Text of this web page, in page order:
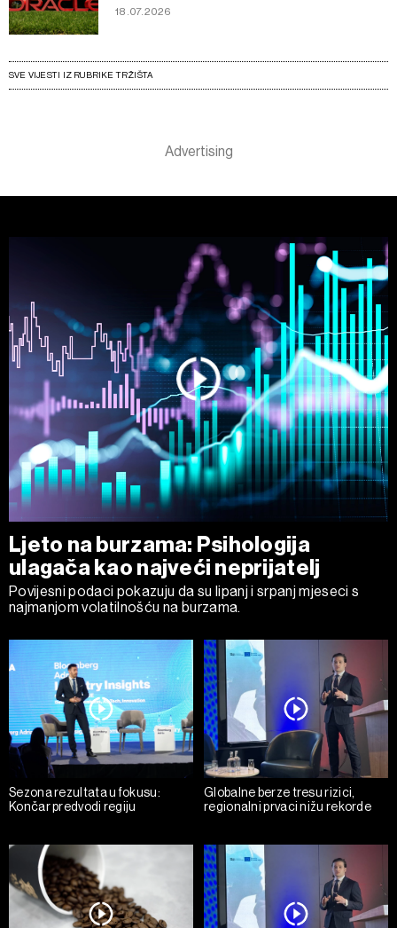
18.07.2026
SVE VIJESTI IZ RUBRIKE TRŽIŠTA
Ljeto na burzama: Psihologija
ulagača kao najveći neprijatelj
Povijesni podaci pokazuju da su lipanj i srpanj mjeseci s
najmanjom volatilnošću na burzama.
Sezona rezultata u fokusu:
Končar predvodi regiju
Globalne berze tresu rizici,
regionalni prvaci nižu rekorde